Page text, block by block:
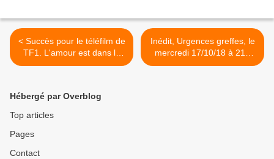
< Succès pour le téléfilm de
TF1. L'amour est dans le
pré baisse. Take two déçoit.
Inédit, Urgences greffes, le
mercredi 17/10/18 à 21h
sur W9 >
Hébergé par Overblog
Top articles
Pages
Contact